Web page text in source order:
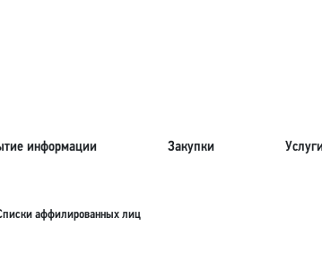
информации Закупки
аффилированных лиц